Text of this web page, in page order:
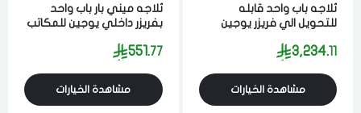
ثلاجه باب واحد قابله
للتحويل الي فريزر يوجين
ستيل
3,234.11
مشاهدة الخيارات
ثلاجه ميني بار باب واحد
بفريزر داخلي يوجين للمكاتب
قدم 90 لتر ابيض551.77
مشاهدة الخيارات